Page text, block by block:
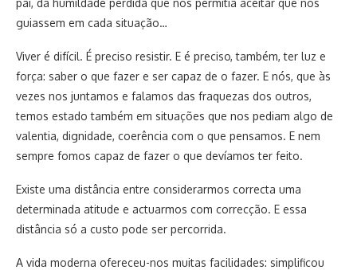
pai, da humildade perdida que nos permitia aceitar que nos
guiassem em cada situação…
Viver é difícil. É preciso resistir. E é preciso, também, ter luz e
força: saber o que fazer e ser capaz de o fazer. E nós, que às
vezes nos juntamos e falamos das fraquezas dos outros,
temos estado também em situações que nos pediam algo de
valentia, dignidade, coerência com o que pensamos. E nem
sempre fomos capaz de fazer o que devíamos ter feito.
Existe uma distância entre considerarmos correcta uma
determinada atitude e actuarmos com correcção. E essa
distância só a custo pode ser percorrida.
A vida moderna ofereceu-nos muitas facilidades: simplificou